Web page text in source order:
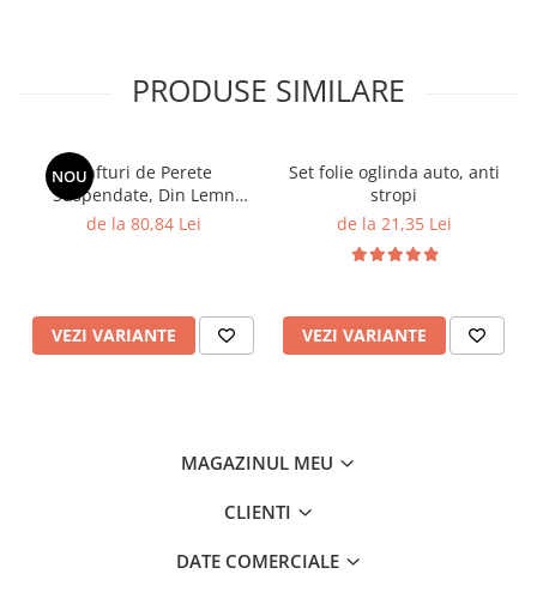
PRODUSE SIMILARE
NOURafturi de Perete
Suspendate, Din Lemn
Masiv, Sub Forma de Cort
de la 80,84 Lei
VEZI VARIANTE
Set folie oglinda auto, anti
stropi
de la 21,35 Lei
VEZI VARIANTE
MAGAZINUL MEU
CLIENTI
DATE COMERCIALE